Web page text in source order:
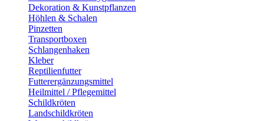
Dekoration & Kunstpflanzen
Höhlen & Schalen
Pinzetten
Transportboxen
Schlangenhaken
Kleber
Reptilienfutter
Futterergänzungsmittel
Heilmittel / Pflegemittel
Schildkröten
Landschildkröten